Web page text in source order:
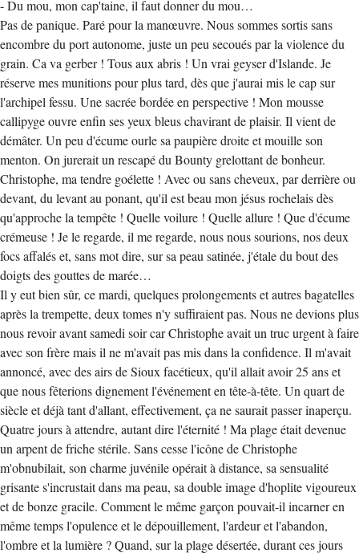
- Du mou, mon cap'taine, il faut donner du mou…
Pas de panique. Paré pour la manœuvre. Nous sommes sortis sans
encombre du port autonome, juste un peu secoués par la violence du
grain. Ca va gerber ! Tous aux abris ! Un vrai geyser d'Islande. Je
réserve mes munitions pour plus tard, dès que j'aurai mis le cap sur
l'archipel fessu. Une sacrée bordée en perspective ! Mon mousse
callipyge ouvre enfin ses yeux bleus chavirant de plaisir. Il vient de
démâter. Un peu d'écume ourle sa paupière droite et mouille son
menton. On jurerait un rescapé du Bounty grelottant de bonheur.
Christophe, ma tendre goélette ! Avec ou sans cheveux, par derrière ou
devant, du levant au ponant, qu'il est beau mon jésus rochelais dès
qu'approche la tempête ! Quelle voilure ! Quelle allure ! Que d'écume
crémeuse ! Je le regarde, il me regarde, nous nous sourions, nos deux
focs affalés et, sans mot dire, sur sa peau satinée, j'étale du bout des
doigts des gouttes de marée…
Il y eut bien sûr, ce mardi, quelques prolongements et autres bagatelles
après la trempette, deux tomes n'y suffiraient pas. Nous ne devions plus
nous revoir avant samedi soir car Christophe avait un truc urgent à faire
avec son frère mais il ne m'avait pas mis dans la confidence. Il m'avait
annoncé, avec des airs de Sioux facétieux, qu'il allait avoir 25 ans et
que nous fêterions dignement l'événement en tête-à-tête. Un quart de
siècle et déjà tant d'allant, effectivement, ça ne saurait passer inaperçu.
Quatre jours à attendre, autant dire l'éternité ! Ma plage était devenue
un arpent de friche stérile. Sans cesse l'icône de Christophe
m'obnubilait, son charme juvénile opérait à distance, sa sensualité
grisante s'incrustait dans ma peau, sa double image d'hoplite vigoureux
et de bonze gracile. Comment le même garçon pouvait-il incarner en
même temps l'opulence et le dépouillement, l'ardeur et l'abandon,
l'ombre et la lumière ? Quand, sur la plage désertée, durant ces jours